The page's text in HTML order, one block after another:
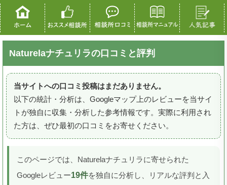
Naturelaナチュリラの口コミと評判
当サイトへの口コミ投稿はまだありません。
以下の統計・分析は、Googleマップ上のレビューを当サイ
トが独自に収集・分析した参考情報です。実際に利用され
た方は、ぜひ最初の口コミをお寄せください。
このページでは、Naturelaナチュリラに寄せられた
Googleレビュー19件を独自に分析し、リアルな評判と入